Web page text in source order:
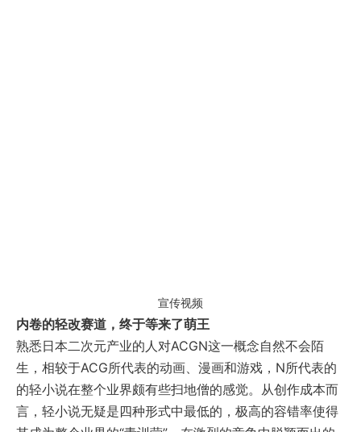
宣传视频
内卷的轻改赛道，终于等来了萌王
熟悉日本二次元产业的人对ACGN这一概念自然不会陌
生，相较于ACG所代表的动画、漫画和游戏，N所代表的
的轻小说在整个业界颇有些扫地僧的感觉。从创作成本而
言，轻小说无疑是四种形式中最低的，极高的容错率使得